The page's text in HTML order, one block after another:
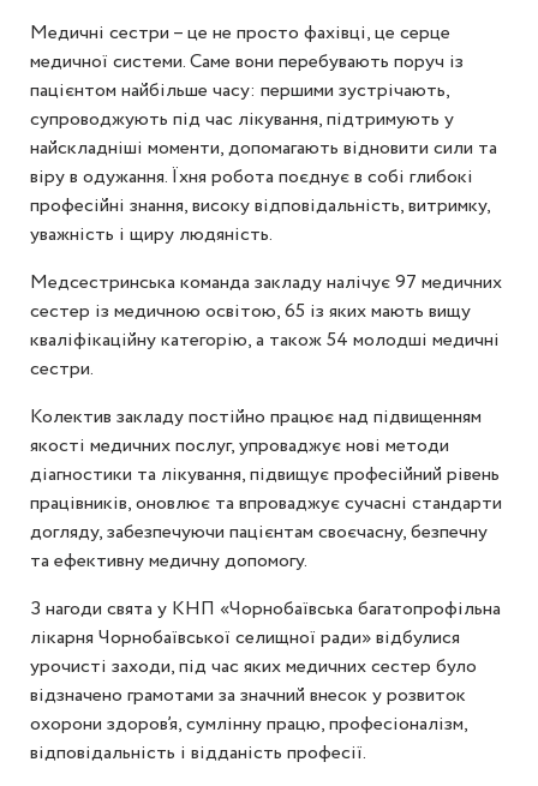
Медичні сестри – це не просто фахівці, це серце
медичної системи. Саме вони перебувають поруч із
пацієнтом найбільше часу: першими зустрічають,
супроводжують під час лікування, підтримують у
найскладніші моменти, допомагають відновити сили та
віру в одужання. Їхня робота поєднує в собі глибокі
професійні знання, високу відповідальність, витримку,
уважність і щиру людяність.
Медсестринська команда закладу налічує 97 медичних
сестер із медичною освітою, 65 із яких мають вищу
кваліфікаційну категорію, а також 54 молодші медичні
сестри.
Колектив закладу постійно працює над підвищенням
якості медичних послуг, упроваджує нові методи
діагностики та лікування, підвищує професійний рівень
працівників, оновлює та впроваджує сучасні стандарти
догляду, забезпечуючи пацієнтам своєчасну, безпечну
та ефективну медичну допомогу.
З нагоди свята у КНП «Чорнобаївська багатопрофільна
лікарня Чорнобаївської селищної ради» відбулися
урочисті заходи, під час яких медичних сестер було
відзначено грамотами за значний внесок у розвиток
охорони здоров’я, сумлінну працю, професіоналізм,
відповідальність і відданість професії.